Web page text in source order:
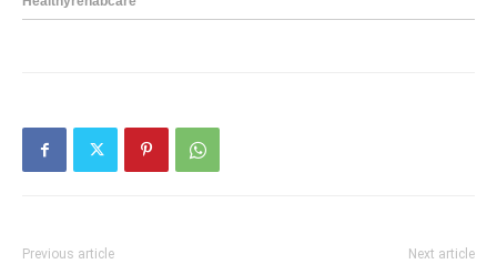
Previous article Next article